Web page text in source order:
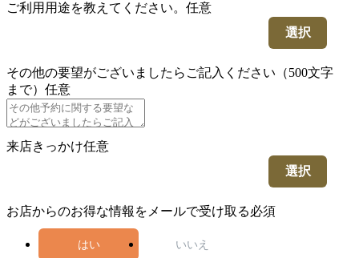
ご利用用途を教えてください。 任意
選択
その他の要望がございましたらご記入ください（500文字
まで） 任意
来店きっかけ任意
選択
お店からのお得な情報をメールで受け取る必須
はい いいえ